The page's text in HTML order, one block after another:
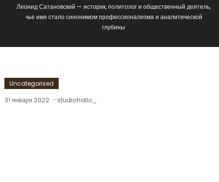
Леонид Сатановский — историк, политолог и общественный деятель,
чье имя стало синонимом профессионализма и аналитической
глубины
Uncategorised
31 января 2022 studiohallo_